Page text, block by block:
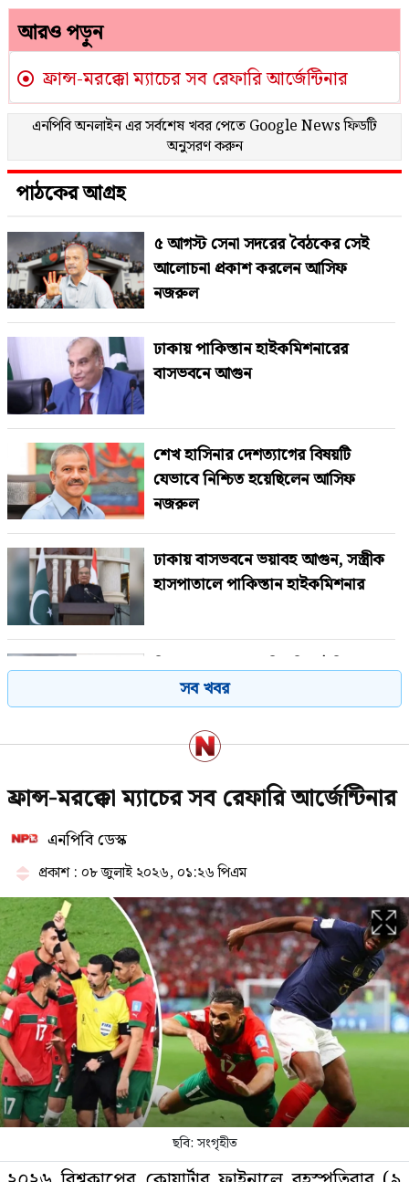
আরও পড়ুন
ফ্রান্স-মরক্কো ম্যাচের সব রেফারি আর্জেন্টিনার
এনপিবি অনলাইন এর সর্বশেষ খবর পেতে Google Newsফিডটি
অনুসরণ করুন
পাঠকের আগ্রহ
৫ আগস্ট সেনা সদরের বৈঠকের সেই
আলোচনা প্রকাশ করলেন আসিফ
নজরুল
ঢাকায় পাকিস্তান হাইকমিশনারের
বাসভবনে আগুন
শেখ হাসিনার দেশত্যাগের বিষয়টি
যেভাবে নিশ্চিত হয়েছিলেন আসিফ
নজরুল
ঢাকায় বাসভবনে ভয়াবহ আগুন, সস্ত্রীক
হাসপাতালে পাকিস্তান হাইকমিশনার
বিমানবন্দরে কড়াকড়ি, ভিআইপি
পরিচয়েও রেহাই নেই
পাকিস্তানে থানায় তরুণীকে ধর্ষণ,
একযোগে ৭৮ পুলিশ সদস্যকে বরখাস্ত
মধ্যরাতে জুলাই নিয়ে নাহিদের আবেগঘন
বার্তা
একযোগে ৪ মন্ত্রণালয়ে নতুন সচিব, ২
জনের পদোন্নতি
বাসায় অগ্নিকাণ্ডের ঘটনায় আইসিইউতে
পাকিস্তান হাইকমিশনার
সব খবর
ফ্রান্স-মরক্কো ম্যাচের সব রেফারি আর্জেন্টিনার
এনপিবি ডেস্ক
প্রকাশ : ০৮ জুলাই ২০২৬, ০১:২৬ পিএম
ছবি: সংগৃহীত